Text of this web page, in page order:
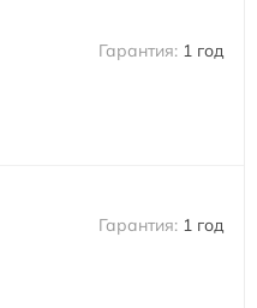
1 год
1 год